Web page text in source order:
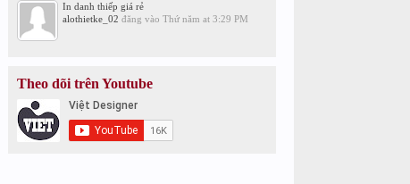
In danh thiếp giá rẻ
alothietke_02 đăng vào Thứ năm at 3:29 PM
Theo dõi trên Youtube